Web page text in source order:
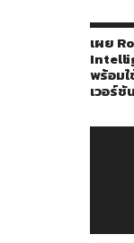
เผย
พร้อมใ
เวอร์ชั